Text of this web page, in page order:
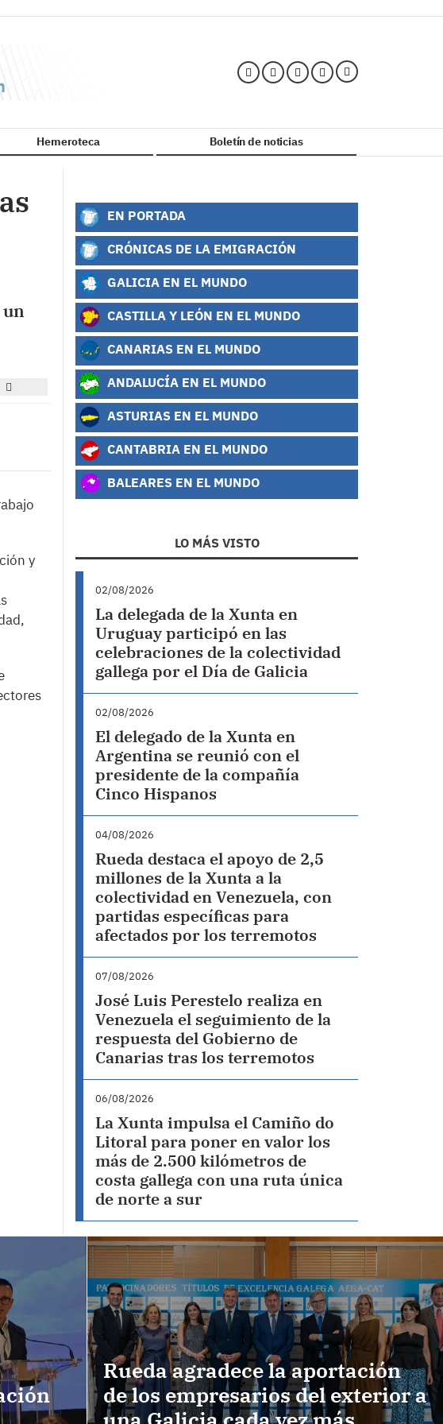
Hemeroteca Boletín de noticias
un
y
EN PORTADA
CRÓNICAS DE LA EMIGRACIÓN
GALICIA EN EL MUNDO
CASTILLA Y LEÓN EN EL MUNDO
CANARIAS EN EL MUNDO
ANDALUCÍA EN EL MUNDO
ASTURIAS EN EL MUNDO
CANTABRIA EN EL MUNDO
BALEARES EN EL MUNDO
LO MÁS VISTO
02/08/2026
La delegada de la Xunta en
Uruguay participó en las
celebraciones de la colectividad
gallega por el Día de Galicia
02/08/2026
El delegado de la Xunta en
Argentina se reunió con el
presidente de la compañía
Cinco Hispanos
04/08/2026
Rueda destaca el apoyo de 2,5
millones de la Xunta a la
colectividad en Venezuela, con
partidas específicas para
afectados por los terremotos
07/08/2026
José Luis Perestelo realiza en
Venezuela el seguimiento de la
respuesta del Gobierno de
Canarias tras los terremotos
06/08/2026
La Xunta impulsa el Camiño do
Litoral para poner en valor los
más de 2.500 kilómetros de
costa gallega con una ruta única
de norte a sur
Rueda agradece la aportación
de los empresarios del exterior a